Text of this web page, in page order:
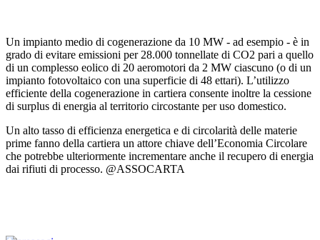
Un impianto medio di cogenerazione da 10 MW - ad esempio - è in
grado di evitare emissioni per 28.000 tonnellate di CO2 pari a quello
di un complesso eolico di 20 aeromotori da 2 MW ciascuno (o di un
impianto fotovoltaico con una superficie di 48 ettari). L’utilizzo
efficiente della cogenerazione in cartiera consente inoltre la cessione
di surplus di energia al territorio circostante per uso domestico.
Un alto tasso di efficienza energetica e di circolarità delle materie
prime fanno della cartiera un attore chiave dell’Economia Circolare
che potrebbe ulteriormente incrementare anche il recupero di energia
dai rifiuti di processo. @ASSOCARTA